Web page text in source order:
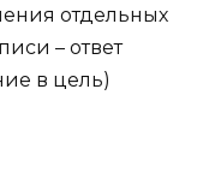
отдельных
– ответ
в цель)